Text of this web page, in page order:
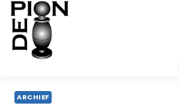
Doorgaan
naar
inhoud
ARCHIEF